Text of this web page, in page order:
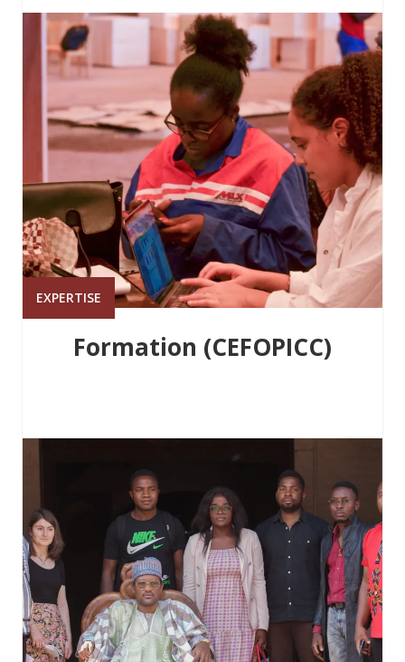
EXPERTISE
Formation (CEFOPICC)